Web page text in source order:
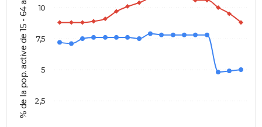
% de la pop. active de 15 - 64 ans 2,5
5
7,5
10